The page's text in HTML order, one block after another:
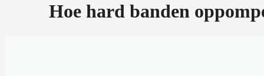
Hoe hard banden